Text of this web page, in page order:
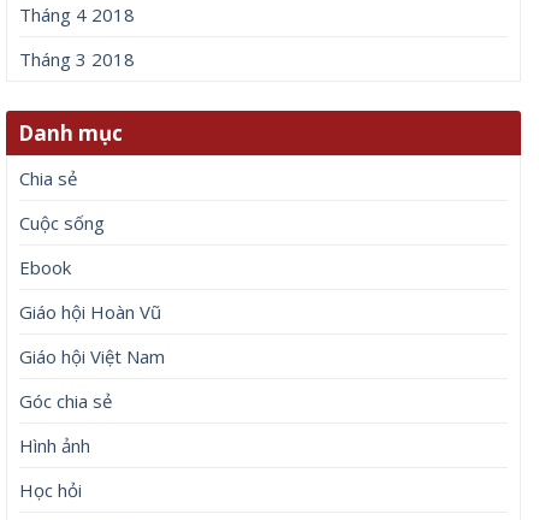
Tháng 4 2018
Tháng 3 2018
Danh mục
Chia sẻ
Cuộc sống
Ebook
Giáo hội Hoàn Vũ
Giáo hội Việt Nam
Góc chia sẻ
Hình ảnh
Học hỏi